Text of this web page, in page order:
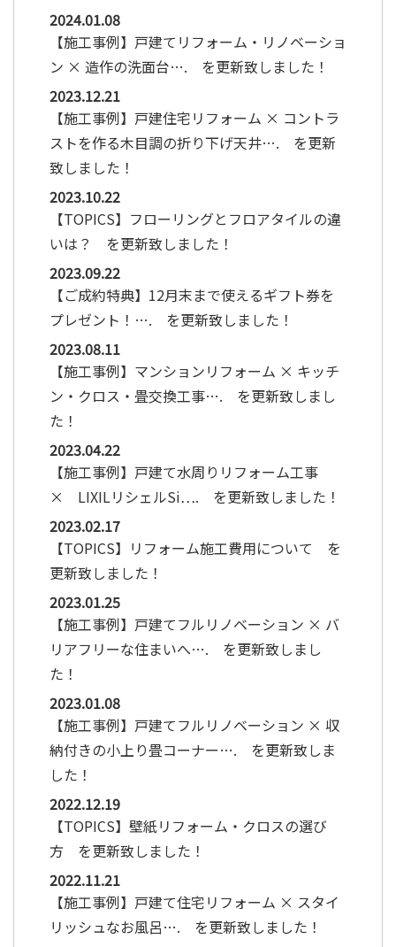
2024.01.08
【施工事例】戸建てリフォーム・リノベーショ
ン × 造作の洗面台…. を更新致しました！
2023.12.21
【施工事例】戸建住宅リフォーム × コントラ
ストを作る木目調の折り下げ天井…. を更新
致しました！
2023.10.22
【TOPICS】フローリングとフロアタイルの違
いは？ を更新致しました！
2023.09.22
【ご成約特典】12月末まで使えるギフト券を
プレゼント！…. を更新致しました！
2023.08.11
【施工事例】マンションリフォーム × キッチ
ン・クロス・畳交換工事…. を更新致しまし
た！
2023.04.22
【施工事例】戸建て水周りリフォーム工事
× LIXILリシェルSi…. を更新致しました！
2023.02.17
【TOPICS】リフォーム施工費用について を
更新致しました！
2023.01.25
【施工事例】戸建てフルリノベーション × バ
リアフリーな住まいへ…. を更新致しまし
た！
2023.01.08
【施工事例】戸建てフルリノベーション × 収
納付きの小上り畳コーナー…. を更新致しま
した！
2022.12.19
【TOPICS】壁紙リフォーム・クロスの選び
方 を更新致しました！
2022.11.21
【施工事例】戸建て住宅リフォーム × スタイ
リッシュなお風呂…. を更新致しました！